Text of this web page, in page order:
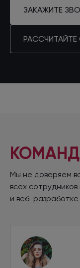
ЗАКАЖИТЕ
Мы не доверяем
всех
и веб-разработке